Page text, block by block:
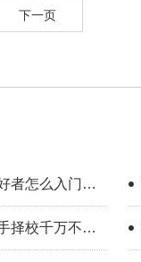
者怎么入门？
流程指南
择校千万不要
下一页